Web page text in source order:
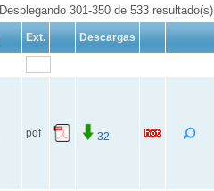
Desplegando 301-350 de 533 resultado(s).
Ext. Descargas
pdf 32